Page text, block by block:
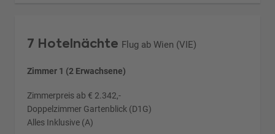
7 Hotelnächte Flug ab Wien (VIE)
Zimmer 1 (2 Erwachsene)
Zimmerpreis ab € 2.342,-
Doppelzimmer Gartenblick (D1G)
Alles Inklusive (A)